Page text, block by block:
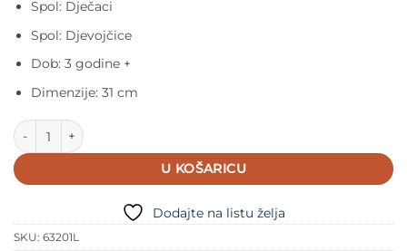
Spol: Dječaci
Spol: Djevojčice
Dob: 3 godine +
Dimenzije: 31 cm
Llorens - Mala beba Lion (31 cm) količina
U KOŠARICU
Dodajte na listu želja
SKU: 63201L